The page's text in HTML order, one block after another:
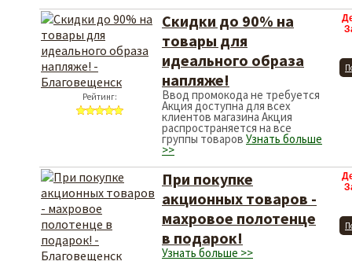
Рейтинг:
Скидки до 90% на
товары для
идеального образа
напляже!
Ввод промокода не требуется
Акция доступна для всех
клиентов магазина Акция
распространяется на все
группы товаров Узнать больше
>>
При покупке
акционных товаров -
махровое полотенце
в подарок!
Узнать больше >>